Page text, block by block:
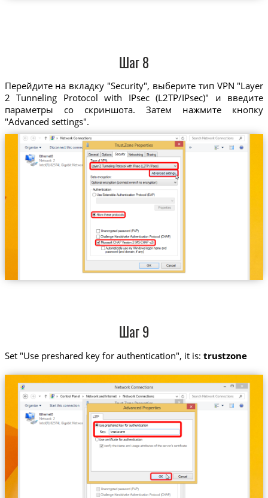
Шаг 8
Перейдите на вкладку "Security", выберите тип VPN "Layer
2 Tunneling Protocol with IPsec (L2TP/IPsec)" и введите
параметры со скриншота. Затем нажмите кнопку
"Advanced settings".
Шаг 9
Set "Use preshared key for authentication", it is: trustzone
trustzone